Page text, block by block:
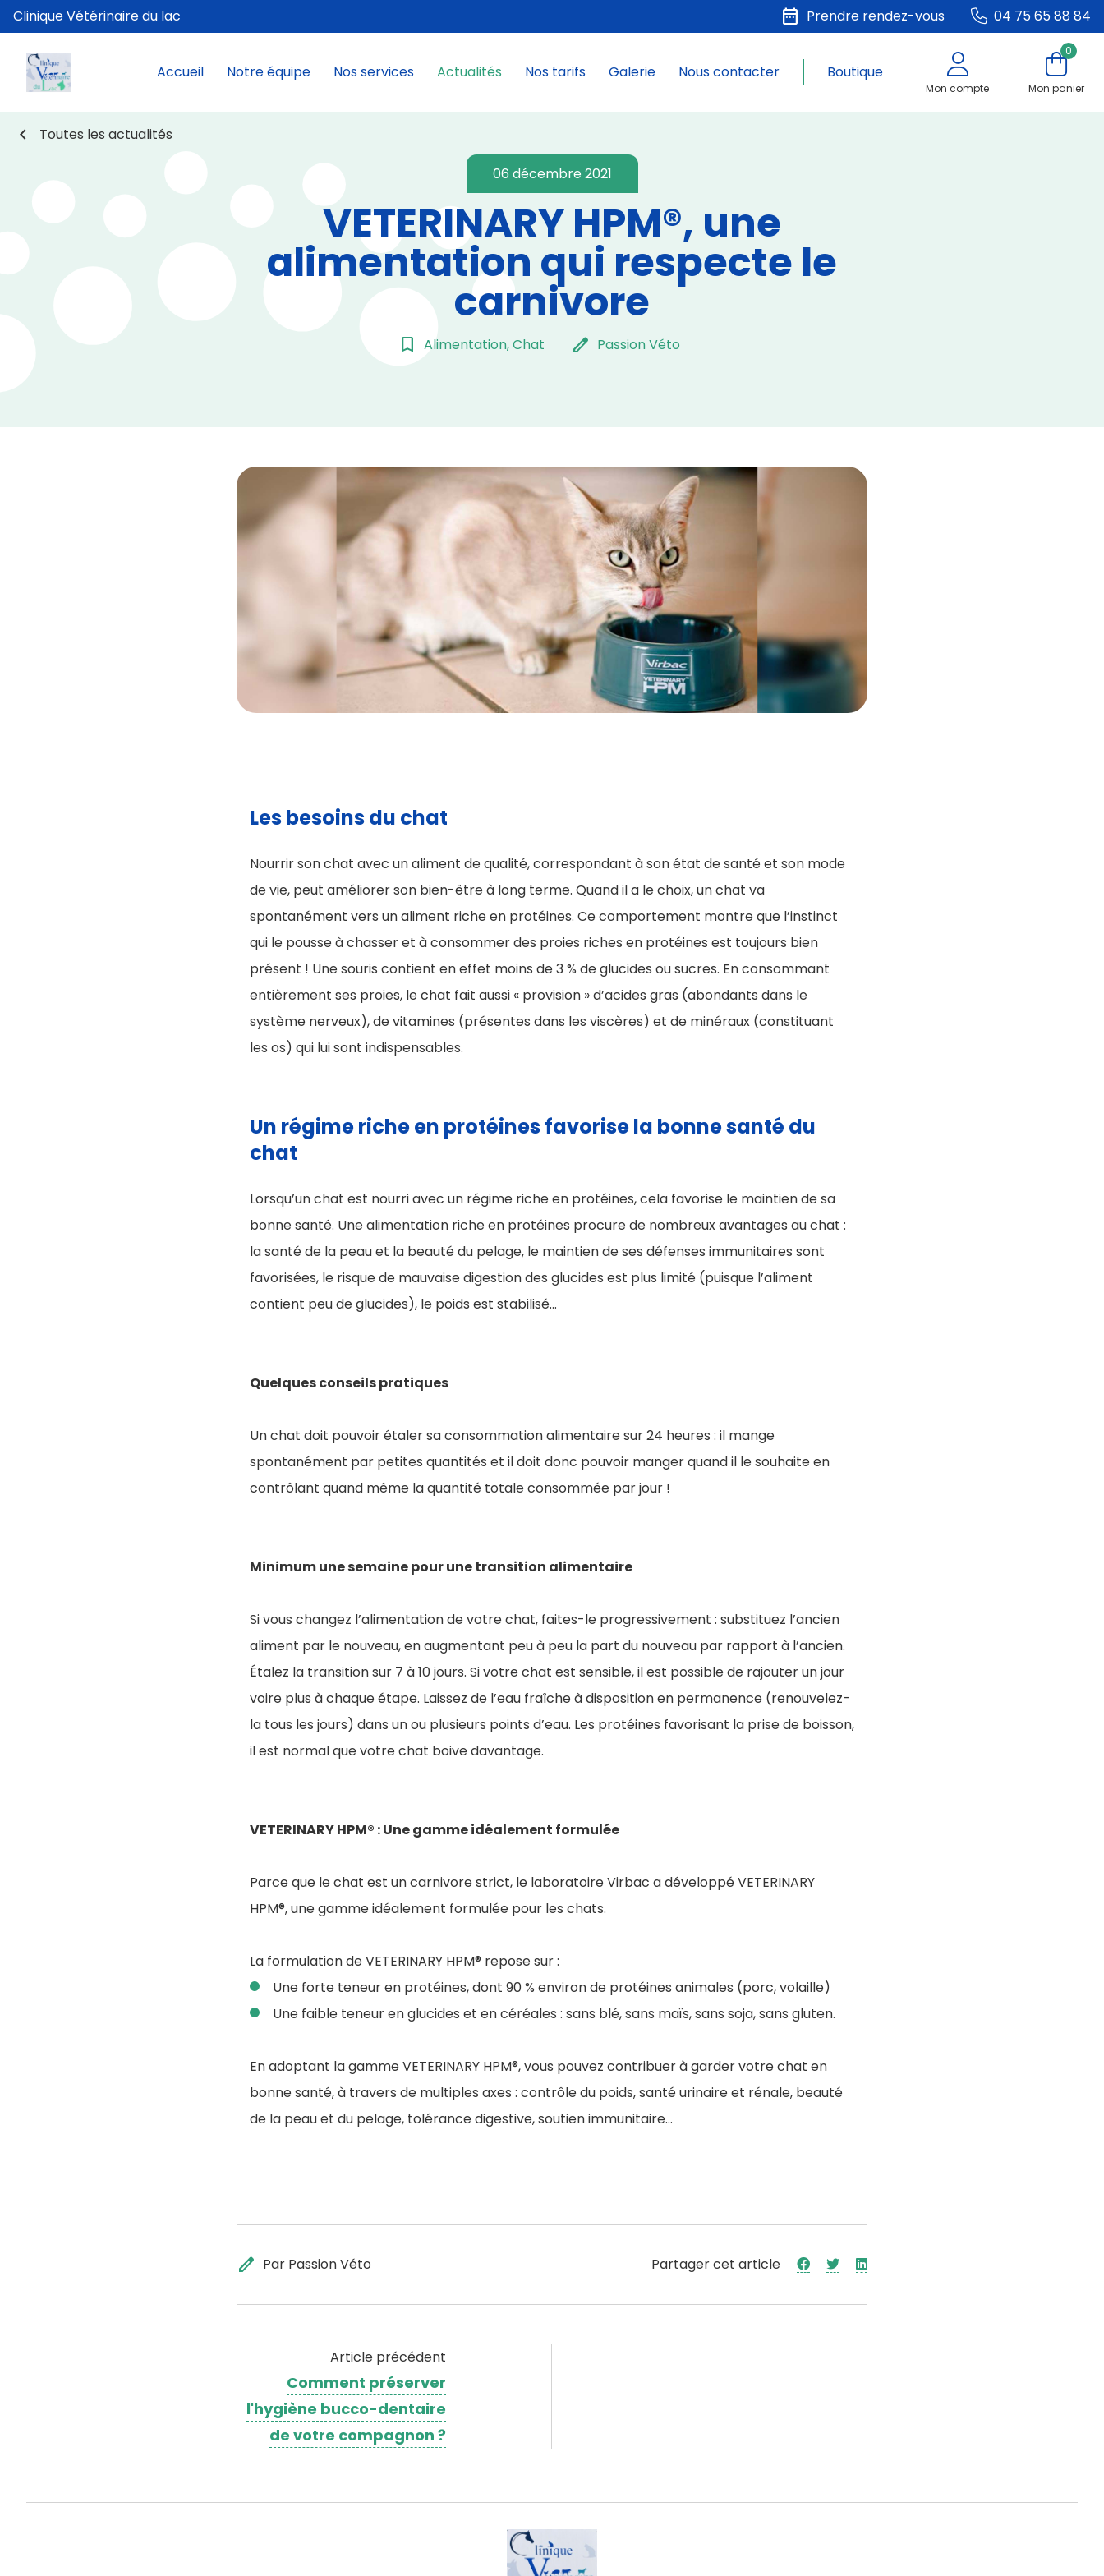
Clinique Vétérinaire du lac date_range Prendre rendez-vous 04 75 65 88 84
Accueil Notre équipe Nos services Actualités Nos tarifs Galerie Nous contacter Boutique
Mon compte
0
Mon panier
chevron_left Toutes les actualités
06 décembre 2021
VETERINARY HPM®, une
alimentation qui respecte le
carnivore
bookmark_border Alimentation, Chat edit Passion Véto
Les besoins du chat
Nourrir son chat avec un aliment de qualité, correspondant à son état de santé et son mode
de vie, peut améliorer son bien-être à long terme. Quand il a le choix, un chat va
spontanément vers un aliment riche en protéines. Ce comportement montre que l’instinct
qui le pousse à chasser et à consommer des proies riches en protéines est toujours bien
présent ! Une souris contient en effet moins de 3 % de glucides ou sucres. En consommant
entièrement ses proies, le chat fait aussi « provision » d’acides gras (abondants dans le
système nerveux), de vitamines (présentes dans les viscères) et de minéraux (constituant
les os) qui lui sont indispensables.
Un régime riche en protéines favorise la bonne santé du
chat
Lorsqu’un chat est nourri avec un régime riche en protéines, cela favorise le maintien de sa
bonne santé. Une alimentation riche en protéines procure de nombreux avantages au chat :
la santé de la peau et la beauté du pelage, le maintien de ses défenses immunitaires sont
favorisées, le risque de mauvaise digestion des glucides est plus limité (puisque l’aliment
contient peu de glucides), le poids est stabilisé…
Quelques conseils pratiques
Un chat doit pouvoir étaler sa consommation alimentaire sur 24 heures : il mange
spontanément par petites quantités et il doit donc pouvoir manger quand il le souhaite en
contrôlant quand même la quantité totale consommée par jour !
Minimum une semaine pour une transition alimentaire
Si vous changez l’alimentation de votre chat, faites-le progressivement : substituez l’ancien
aliment par le nouveau, en augmentant peu à peu la part du nouveau par rapport à l’ancien.
Étalez la transition sur 7 à 10 jours. Si votre chat est sensible, il est possible de rajouter un jour
voire plus à chaque étape. Laissez de l’eau fraîche à disposition en permanence (renouvelez-
la tous les jours) dans un ou plusieurs points d’eau. Les protéines favorisant la prise de boisson,
il est normal que votre chat boive davantage.
VETERINARY HPM® : Une gamme idéalement formulée
Parce que le chat est un carnivore strict, le laboratoire Virbac a développé VETERINARY
HPM®, une gamme idéalement formulée pour les chats.
La formulation de VETERINARY HPM® repose sur :
Une forte teneur en protéines, dont 90 % environ de protéines animales (porc, volaille)
Une faible teneur en glucides et en céréales : sans blé, sans maïs, sans soja, sans gluten.
En adoptant la gamme VETERINARY HPM®, vous pouvez contribuer à garder votre chat en
bonne santé, à travers de multiples axes : contrôle du poids, santé urinaire et rénale, beauté
de la peau et du pelage, tolérance digestive, soutien immunitaire…
edit Par Passion Véto Partager cet article
Article précédent
Comment préserver
l'hygiène bucco-dentaire
de votre compagnon ?